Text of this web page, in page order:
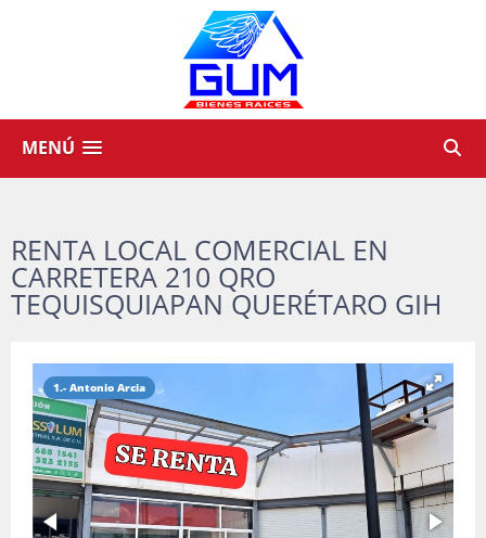
MENÚ
RENTA LOCAL COMERCIAL EN
CARRETERA 210 QRO
TEQUISQUIAPAN QUERÉTARO GIH
1.- Antonio Arcia